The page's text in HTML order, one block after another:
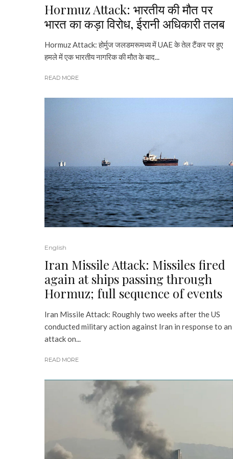
Hormuz Attack: भारतीय की मौत पर
भारत का कड़ा विरोध, ईरानी अधिकारी तलब
Hormuz Attack: होर्मुज जलडमरूमध्य में UAE के तेल टैंकर पर हुए
हमले में एक भारतीय नागरिक की मौत के बाद...
READ MORE
English
Iran Missile Attack: Missiles fired
again at ships passing through
Hormuz; full sequence of events
Iran Missile Attack: Roughly two weeks after the US
conducted military action against Iran in response to an
attack on...
READ MORE